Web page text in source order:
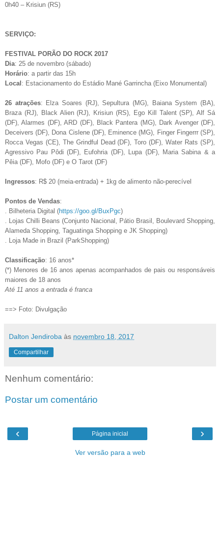
0h40 – Krisiun (RS)
SERVIÇO:
FESTIVAL PORÃO DO ROCK 2017
Dia: 25 de novembro (sábado)
Horário: a partir das 15h
Local: Estacionamento do Estádio Mané Garrincha (Eixo Monumental)
26 atrações: Elza Soares (RJ), Sepultura (MG), Baiana System (BA),
Braza (RJ), Black Alien (RJ), Krisiun (RS), Ego Kill Talent (SP), Alf Sá
(DF), Alarmes (DF), ARD (DF), Black Pantera (MG), Dark Avenger (DF),
Deceivers (DF), Dona Cislene (DF), Eminence (MG), Finger Fingerrr (SP),
Rocca Vegas (CE), The Grindful Dead (DF), Toro (DF), Water Rats (SP),
Agressivo Pau Pôdi (DF), Eufohria (DF), Lupa (DF), Maria Sabina & a
Pêia (DF), Mofo (DF) e O Tarot (DF)
Ingressos: R$ 20 (meia-entrada) + 1kg de alimento não-perecível
Pontos de Vendas:
. Bilheteria Digital (https://goo.gl/BuxPgc)
. Lojas Chilli Beans (Conjunto Nacional, Pátio Brasil, Boulevard Shopping,
Alameda Shopping, Taguatinga Shopping e JK Shopping)
. Loja Made in Brazil (ParkShopping)
Classificação: 16 anos*
(*) Menores de 16 anos apenas acompanhados de pais ou responsáveis
maiores de 18 anos
Até 11 anos a entrada é franca
==> Foto: Divulgação
Dalton Jendiroba às novembro 18, 2017
Compartilhar
Nenhum comentário:
Postar um comentário
‹ ›
Página inicial
Ver versão para a web